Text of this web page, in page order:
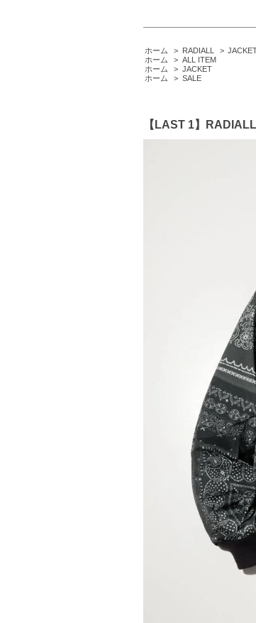
ホーム > RADIALL >
ホーム
> ALL ITEM
ホーム
> JACKET
ホーム
> SALE
【LAST 1】